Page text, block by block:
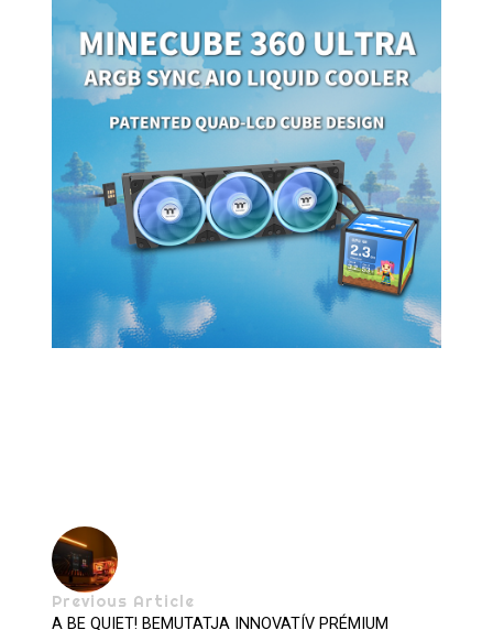
Previous Article
A BE QUIET! BEMUTATJA INNOVATÍV PRÉMIUM